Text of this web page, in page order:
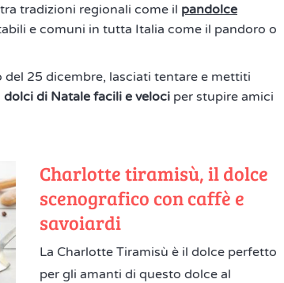
tradizioni regionali come il pandolce
e comuni in tutta Italia come il pandoro o
del 25 dicembre, lasciati tentare e mettiti
dolci di Natale facili e veloci per stupire amici
Charlotte tiramisù, il dolce
scenografico con caffè e
savoiardi
La Charlotte Tiramisù è il dolce perfetto
per gli amanti di questo dolce al